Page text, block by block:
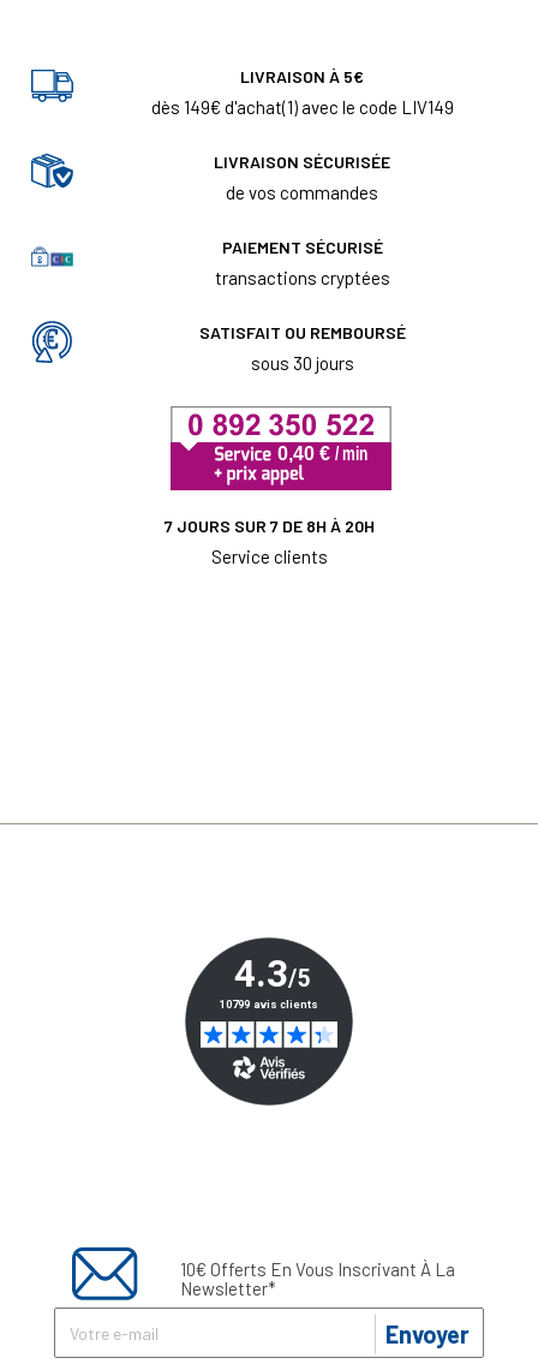
LIVRAISON À 5€
dès 149€ d'achat(1) avec le code LIV149
LIVRAISON SÉCURISÉE
de vos commandes
PAIEMENT SÉCURISÉ
transactions cryptées
SATISFAIT OU REMBOURSÉ
sous 30 jours
7 JOURS SUR 7 DE 8H À 20H
Service clients
10€ Offerts En Vous Inscrivant À La
Newsletter*
Envoyer